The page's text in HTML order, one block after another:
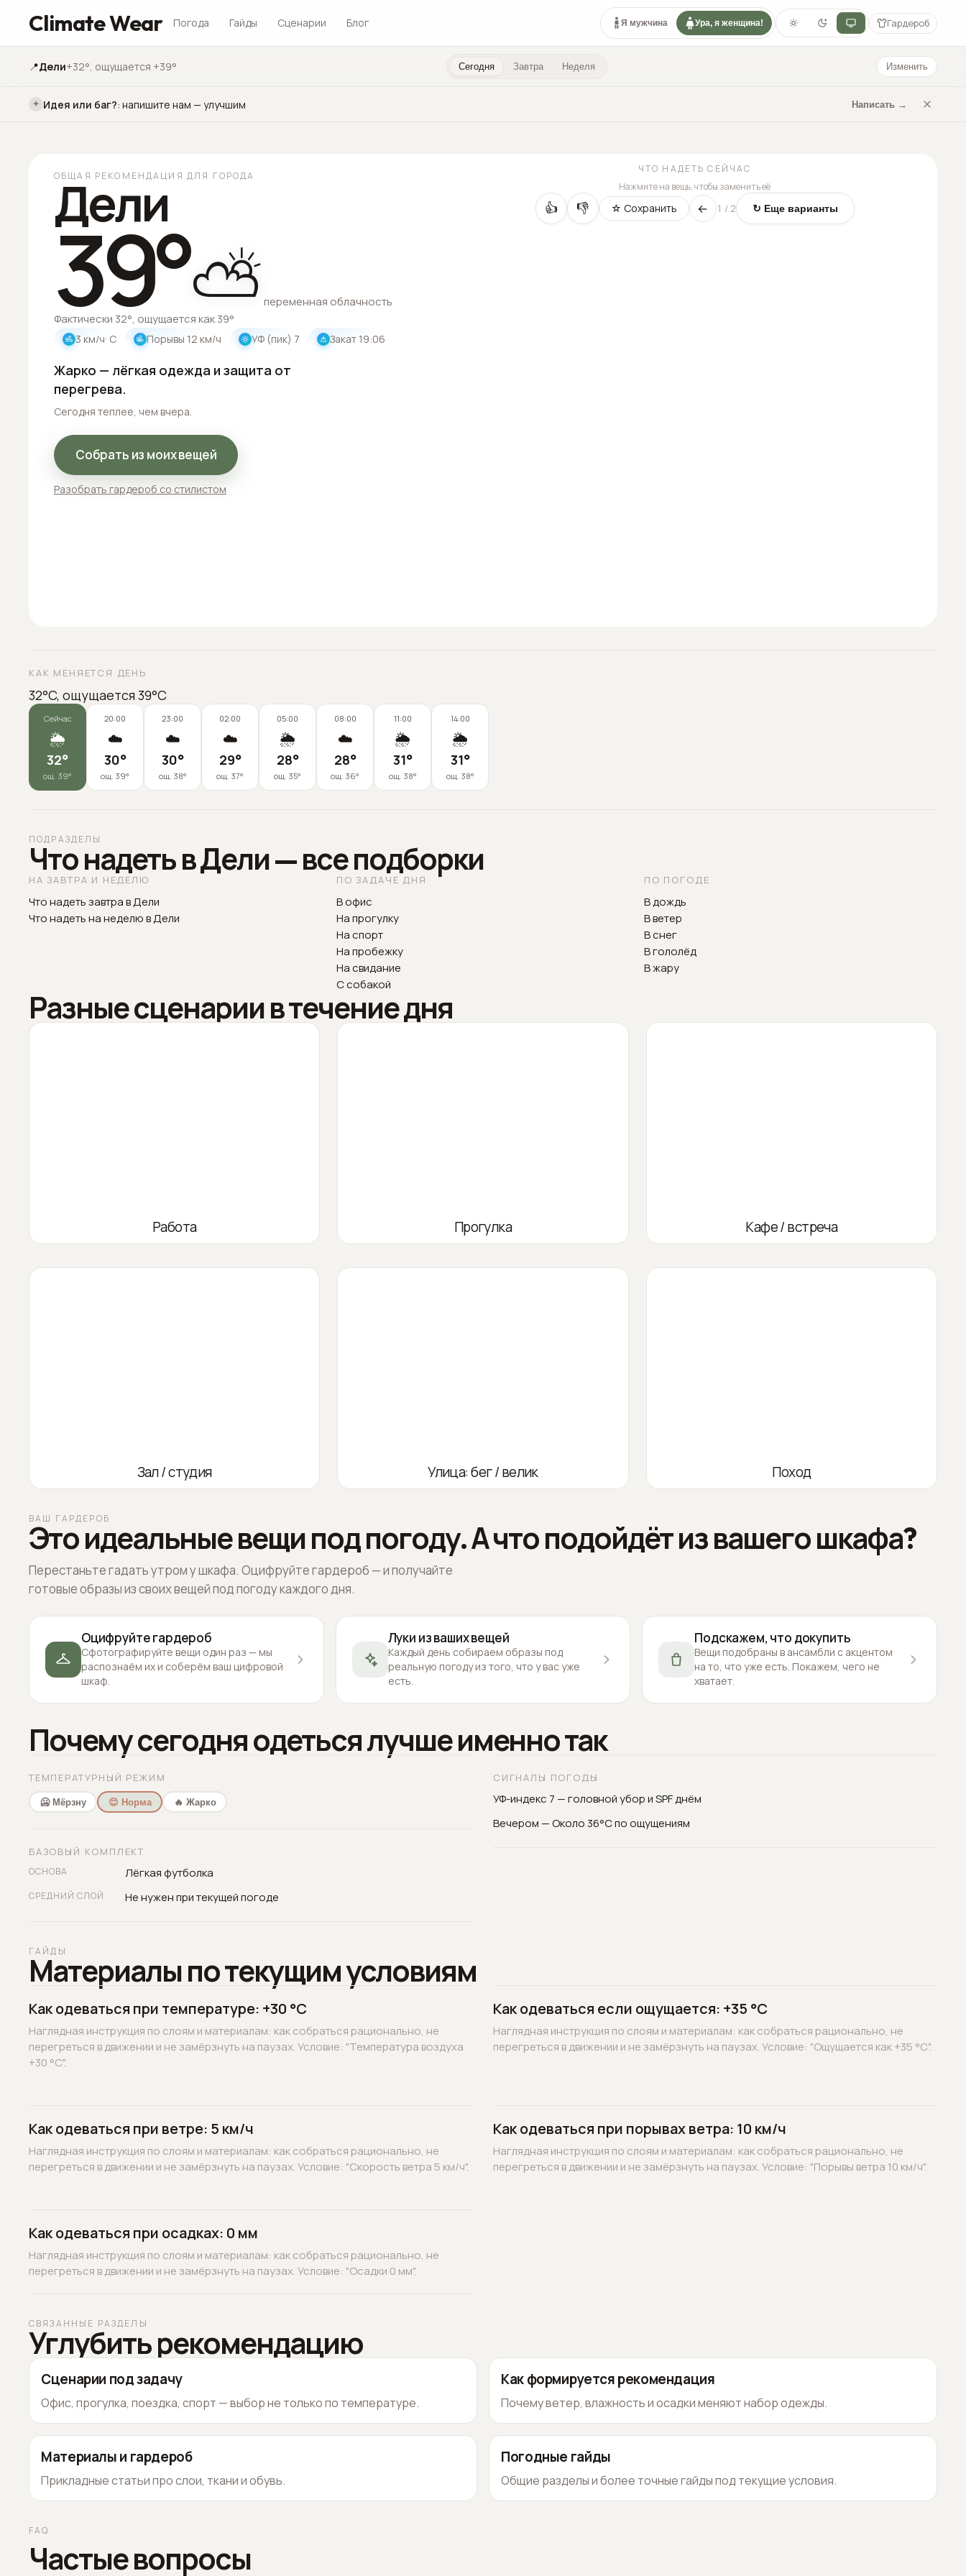
Climate Wear Погода Гайды Сценарии Блог Я мужчина Ура, я женщина! Гардероб
📍Дели+32°, ощущается +39° Сегодня Завтра Неделя Изменить
Идея или баг?: напишите нам — улучшим Написать →
ОБЩАЯ РЕКОМЕНДАЦИЯ ДЛЯ ГОРОДА
Дели
39°⛅переменная облачность
Фактически 32°, ощущается как 39°
3 км/ч· С Порывы 12 км/ч УФ (пик) 7 Закат 19:06
Жарко — лёгкая одежда и защита от
перегрева.
Сегодня теплее, чем вчера.
Собрать из моих вещей
Разобрать гардероб со стилистом
ЧТО НАДЕТЬ СЕЙЧАС
Нажмите на вещь, чтобы заменить её
👍 👎 ☆ Сохранить ← 1 / 2 ↻ Еще варианты
КАК МЕНЯЕТСЯ ДЕНЬ
32°C, ощущается 39°C
Сейчас
🌦️
32°
ощ. 39°
20:00
☁️
30°
ощ. 39°
23:00
☁️
30°
ощ. 38°
02:00
☁️
29°
ощ. 37°
05:00
🌦️
28°
ощ. 35°
08:00
☁️
28°
ощ. 36°
11:00
🌦️
31°
ощ. 38°
14:00
🌦️
31°
ощ. 38°
ПОДРАЗДЕЛЫ
Что надеть в Дели — все подборки
НА ЗАВТРА И НЕДЕЛЮ
Что надеть завтра в Дели
Что надеть на неделю в Дели
ПО ЗАДАЧЕ ДНЯ
В офис
На прогулку
На спорт
На пробежку
На свидание
С собакой
ПО ПОГОДЕ
В дождь
В ветер
В снег
В гололёд
В жару
Разные сценарии в течение дня
Работа Прогулка Кафе / встреча
Зал / студия Улица: бег / велик Поход
ВАШ ГАРДЕРОБ
Это идеальные вещи под погоду. А что подойдёт из вашего шкафа?
Перестаньте гадать утром у шкафа. Оцифруйте гардероб — и получайте
готовые образы из своих вещей под погоду каждого дня.
Оцифруйте гардероб
Сфотографируйте вещи один раз — мы
распознаём их и соберём ваш цифровой
шкаф.
Луки из ваших вещей
Каждый день собираем образы под
реальную погоду из того, что у вас уже
есть.
Подскажем, что докупить
Вещи подобраны в ансамбли с акцентом
на то, что уже есть. Покажем, чего не
хватает.
Почему сегодня одеться лучше именно так
ТЕМПЕРАТУРНЫЙ РЕЖИМ
🥶 Мёрзну 😊 Норма 🔥 Жарко
БАЗОВЫЙ КОМПЛЕКТ
ОСНОВА Лёгкая футболка
СРЕДНИЙ СЛОЙ Не нужен при текущей погоде
СИГНАЛЫ ПОГОДЫ
УФ-индекс 7 — головной убор и SPF днём
Вечером — Около 36°C по ощущениям
ГАЙДЫ
Материалы по текущим условиям
Как одеваться при температуре: +30 °C
Наглядная инструкция по слоям и материалам: как собраться рационально, не
перегреться в движении и не замёрзнуть на паузах. Условие: "Температура воздуха
+30 °C".
Как одеваться если ощущается: +35 °C
Наглядная инструкция по слоям и материалам: как собраться рационально, не
перегреться в движении и не замёрзнуть на паузах. Условие: "Ощущается как +35 °C".
Как одеваться при ветре: 5 км/ч
Наглядная инструкция по слоям и материалам: как собраться рационально, не
перегреться в движении и не замёрзнуть на паузах. Условие: "Скорость ветра 5 км/ч".
Как одеваться при порывах ветра: 10 км/ч
Наглядная инструкция по слоям и материалам: как собраться рационально, не
перегреться в движении и не замёрзнуть на паузах. Условие: "Порывы ветра 10 км/ч".
Как одеваться при осадках: 0 мм
Наглядная инструкция по слоям и материалам: как собраться рационально, не
перегреться в движении и не замёрзнуть на паузах. Условие: "Осадки 0 мм".
СВЯЗАННЫЕ РАЗДЕЛЫ
Углубить рекомендацию
Сценарии под задачу
Офис, прогулка, поездка, спорт — выбор не только по температуре.
Как формируется рекомендация
Почему ветер, влажность и осадки меняют набор одежды.
Материалы и гардероб
Прикладные статьи про слои, ткани и обувь.
Погодные гайды
Общие разделы и более точные гайды под текущие условия.
FAQ
Частые вопросы